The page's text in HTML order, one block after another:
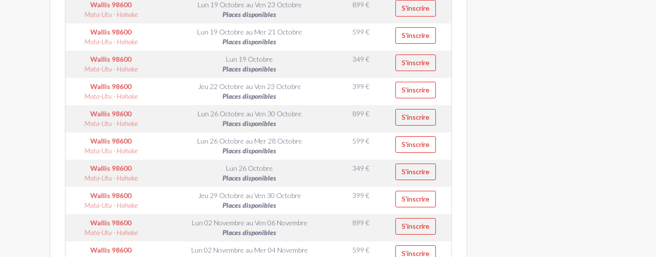
Wallis 98600
Mata-Utu - Hahake
Lun 19 Octobre au Ven 23 Octobre
Places disponibles
899 € S'inscrire
Wallis 98600
Mata-Utu - Hahake
Lun 19 Octobre au Mer 21 Octobre
Places disponibles
599 € S'inscrire
Wallis 98600
Mata-Utu - Hahake
Lun 19 Octobre
Places disponibles
349 € S'inscrire
Wallis 98600
Mata-Utu - Hahake
Jeu 22 Octobre au Ven 23 Octobre
Places disponibles
399 € S'inscrire
Wallis 98600
Mata-Utu - Hahake
Lun 26 Octobre au Ven 30 Octobre
Places disponibles
899 € S'inscrire
Wallis 98600
Mata-Utu - Hahake
Lun 26 Octobre au Mer 28 Octobre
Places disponibles
599 € S'inscrire
Wallis 98600
Mata-Utu - Hahake
Lun 26 Octobre
Places disponibles
349 € S'inscrire
Wallis 98600
Mata-Utu - Hahake
Jeu 29 Octobre au Ven 30 Octobre
Places disponibles
399 € S'inscrire
Wallis 98600
Mata-Utu - Hahake
Lun 02 Novembre au Ven 06 Novembre
Places disponibles
899 € S'inscrire
Wallis 98600
Lun 02 Novembre au Mer 04 Novembre
599 € S'inscrire